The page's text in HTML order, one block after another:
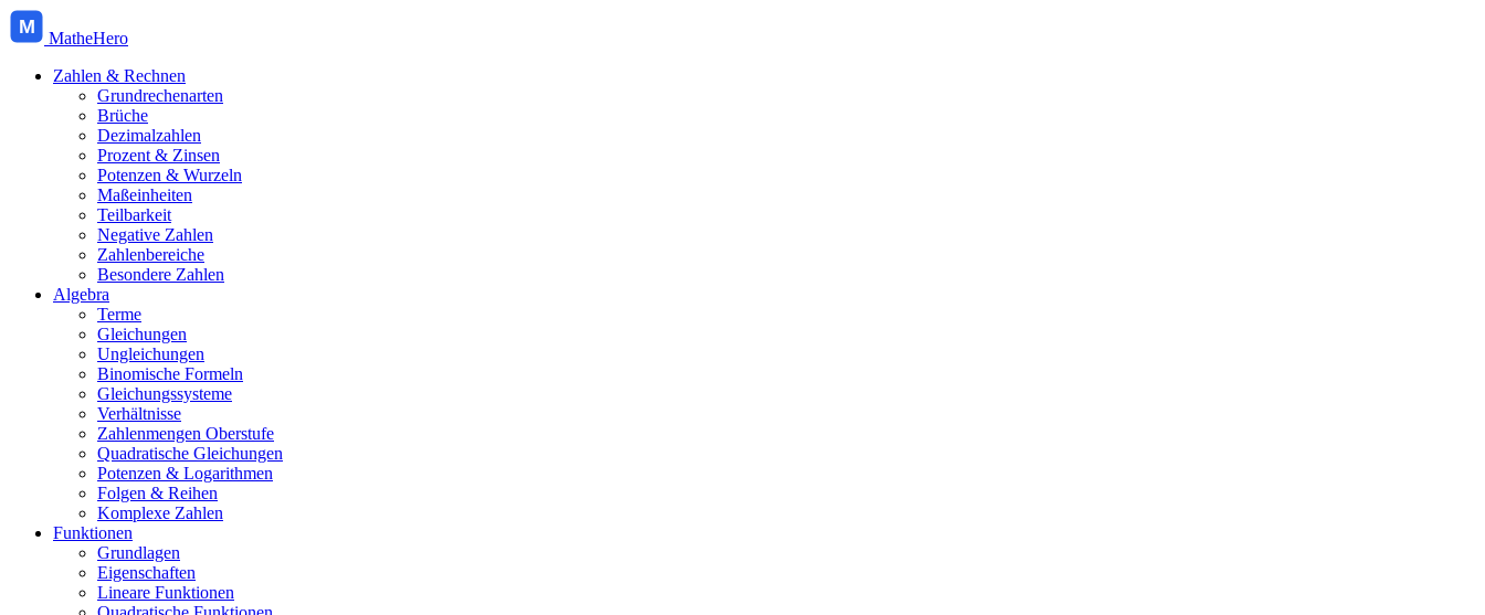
M
MatheHero
Zahlen & Rechnen
Grundrechenarten
Brüche
Dezimalzahlen
Prozent & Zinsen
Potenzen & Wurzeln
Maßeinheiten
Teilbarkeit
Negative Zahlen
Zahlenbereiche
Besondere Zahlen
Algebra
Terme
Gleichungen
Ungleichungen
Binomische Formeln
Gleichungssysteme
Verhältnisse
Zahlenmengen Oberstufe
Quadratische Gleichungen
Potenzen & Logarithmen
Folgen & Reihen
Komplexe Zahlen
Funktionen
Grundlagen
Eigenschaften
Lineare Funktionen